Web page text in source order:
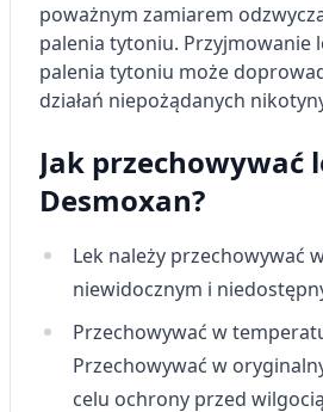
poważnym zamiarem
palenia tytoniu. Przyjmowanie
palenia tytoniu może
działań niepożądanych
Jak przechowywać
Desmoxan?
Lek należy przechowywać
niewidocznym i
Przechowywać w
Przechowywać w
celu ochrony przed